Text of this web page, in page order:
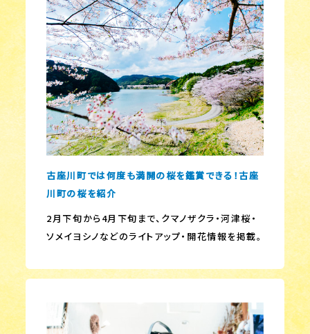
古座川町では何度も満開の桜を鑑賞できる！古座
川町の桜を紹介
2月下旬から4月下旬まで、クマノザクラ・河津桜・
ソメイヨシノなどのライトアップ・開花情報を掲載。